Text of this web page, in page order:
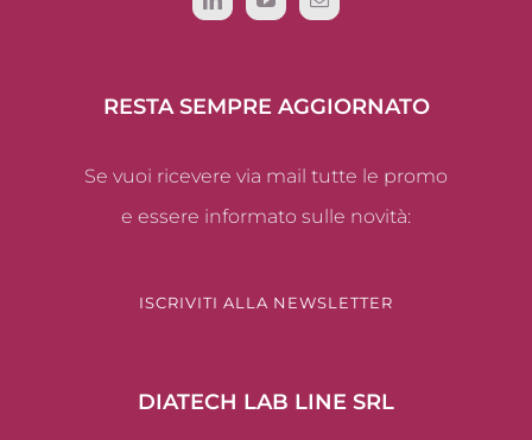
RESTA SEMPRE AGGIORNATO
Se vuoi ricevere via mail tutte le promo
e essere informato sulle novità:
ISCRIVITI ALLA NEWSLETTER
DIATECH LAB LINE SRL